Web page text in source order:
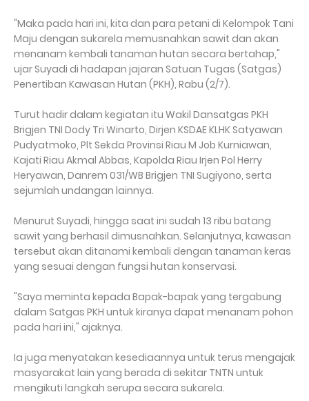
"Maka pada hari ini, kita dan para petani di Kelompok Tani
Maju dengan sukarela memusnahkan sawit dan akan
menanam kembali tanaman hutan secara bertahap,"
ujar Suyadi di hadapan jajaran Satuan Tugas (Satgas)
Penertiban Kawasan Hutan (PKH), Rabu (2/7).
Turut hadir dalam kegiatan itu Wakil Dansatgas PKH
Brigjen TNI Dody Tri Winarto, Dirjen KSDAE KLHK Satyawan
Pudyatmoko, Plt Sekda Provinsi Riau M Job Kurniawan,
Kajati Riau Akmal Abbas, Kapolda Riau Irjen Pol Herry
Heryawan, Danrem 031/WB Brigjen TNI Sugiyono, serta
sejumlah undangan lainnya.
Menurut Suyadi, hingga saat ini sudah 13 ribu batang
sawit yang berhasil dimusnahkan. Selanjutnya, kawasan
tersebut akan ditanami kembali dengan tanaman keras
yang sesuai dengan fungsi hutan konservasi.
"Saya meminta kepada Bapak-bapak yang tergabung
dalam Satgas PKH untuk kiranya dapat menanam pohon
pada hari ini," ajaknya.
Ia juga menyatakan kesediaannya untuk terus mengajak
masyarakat lain yang berada di sekitar TNTN untuk
mengikuti langkah serupa secara sukarela.